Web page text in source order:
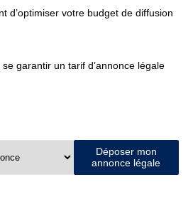
d’optimiser votre budget de diffusion
garantir un tarif d’annonce légale
Déposer mon
annonce légale